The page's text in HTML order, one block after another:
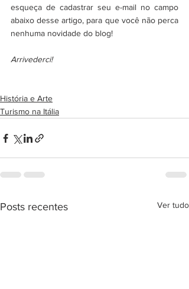
esqueça de cadastrar seu e-mail no campo
abaixo desse artigo, para que você não perca
nenhuma novidade do blog!
Arrivederci!
História e Arte
Turismo na Itália
Posts recentes Ver tudo